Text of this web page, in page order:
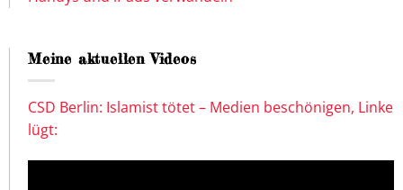
Meine aktuellen Videos
CSD Berlin: Islamist tötet – Medien beschönigen, Linke
lügt: